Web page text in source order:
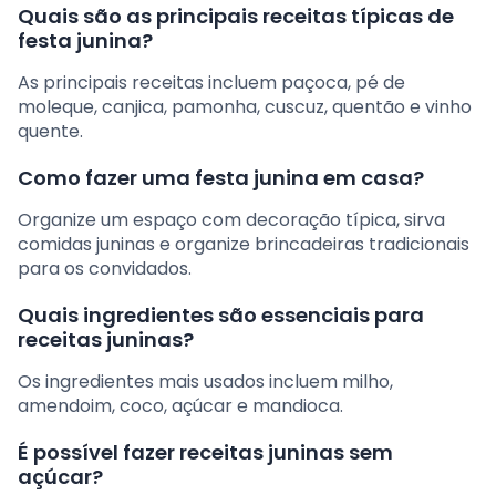
Quais são as principais receitas típicas de
festa junina?
As principais receitas incluem paçoca, pé de
moleque, canjica, pamonha, cuscuz, quentão e vinho
quente.
Como fazer uma festa junina em casa?
Organize um espaço com decoração típica, sirva
comidas juninas e organize brincadeiras tradicionais
para os convidados.
Quais ingredientes são essenciais para
receitas juninas?
Os ingredientes mais usados incluem milho,
amendoim, coco, açúcar e mandioca.
É possível fazer receitas juninas sem
açúcar?